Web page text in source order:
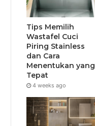
Tips Memilih
Wastafel Cuci
Piring Stainless
dan Cara
Menentukan yang
Tepat
4 weeks ago